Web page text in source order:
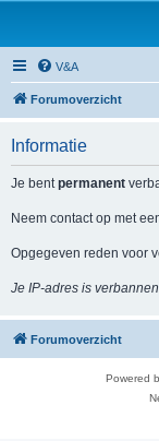
V&A
Forumoverzicht
Informatie
Je bentpermanent
Neem contact op met
Opgegeven reden voor
Je IP-adres is
Forumoverzicht
Powered